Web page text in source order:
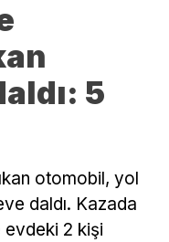
5
otomobil, yol
daldı. Kazada
evdeki 2 kişi